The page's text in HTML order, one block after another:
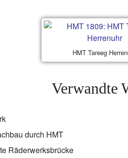
HMT Tareeg
Verwandte
durch HMT
Räderwerksbrücke